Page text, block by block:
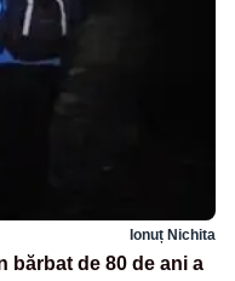
Ionuț Nichita
bărbat de 80 de ani a